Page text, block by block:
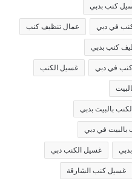
كنب بدبي
في دبي عمال تنظيف كنب
كنب بدبي
في دبي غسيل الكنب
بالبيت بدبي
بالبيت في دبي
غسيل الكنب دبي
غسيل كنب الشارقة